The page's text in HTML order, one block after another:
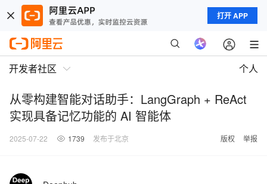
打开 APP
开发者社区 个人
从零构建智能对话助手：LangGraph + ReAct
实现具备记忆功能的 AI 智能体
2025-07-22 1739 发布于北京 版权 举报